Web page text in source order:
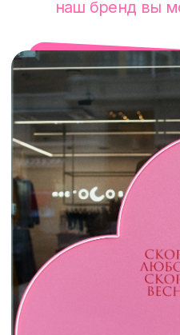
Сочи
Село Эстосадок, ТРЦ Горки Молл,
Горная Карусель, 3
+7 (919) 374-04-04
с 10-00 до 22-00
смотреть в Яндекс. Картах